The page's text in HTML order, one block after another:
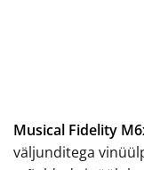
Musical Fidelity
väljunditega